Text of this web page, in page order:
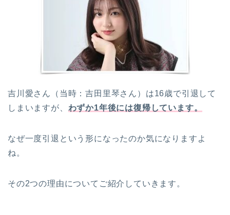
吉川愛さん（当時：吉田里琴さん）は16歳で引退して
しまいますが、 わずか1年後には復帰しています。
なぜ一度引退という形になったのか気になりますよ
ね。
その2つの理由についてご紹介していきます。